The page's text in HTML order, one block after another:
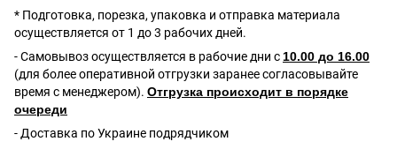
* Подготовка, порезка, упаковка и отправка материала
осуществляется от 1 до 3 рабочих дней.
- Самовывоз осуществляется в рабочие дни с10.00 до 16.00
(для более оперативной отгрузки заранее согласовывайте
время с менеджером). Отгрузка происходит в порядке
очереди
- Доставка по Украине подрядчиком